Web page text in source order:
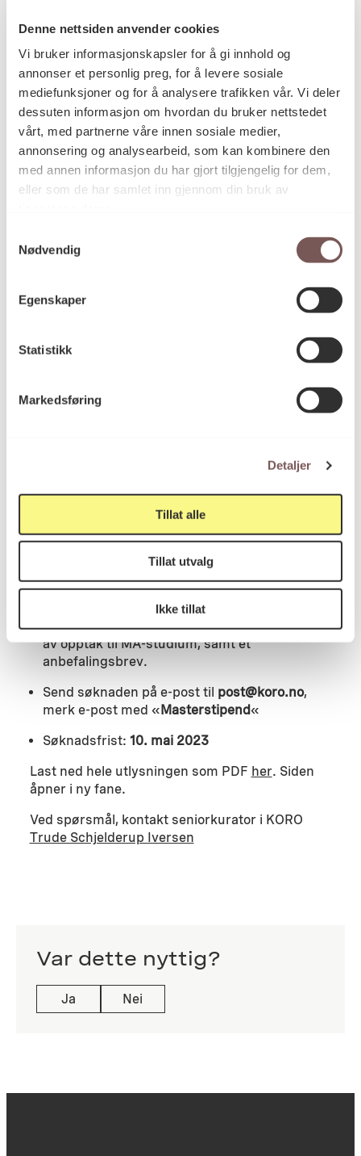
Denne nettsiden anvender cookies
Vi bruker informasjonskapsler for å gi innhold og
annonser et personlig preg, for å levere sosiale
mediefunksjoner og for å analysere trafikken vår. Vi deler
dessuten informasjon om hvordan du bruker nettstedet
vårt, med partnerne våre innen sosiale medier,
annonsering og analysearbeid, som kan kombinere den
med annen informasjon du har gjort tilgjengelig for dem,
eller som de har samlet inn gjennom din bruk av
Nødvendig
Egenskaper
Statistikk
Markedsføring
Detaljer
Tillat alle
Tillat utvalg
Ikke tillat
Det er ønskelig at mottakere av stipendene leverer
en fagartikkel eller et fagintervju etter at oppgaven
er levert og godkjent. De vil bli publisert på KOROs
nettsider. Dette avtales i hvert enkelt tilfelle.
KORO kan tilby:
fire stipend på kr 50 000.
mulighet til rådgivning og samtaler med relevant
fagperson i KORO. Etter avtale med og initiativ fra
KORO bidrar med en bi-veilederfunksjon for
Om søknaden:
Søknadsbrev skal inneholde beskrivelse av
oppgaven på maks 1 A4-side, dokumentasjon
av opptak til MA-studium, samt et
anbefalingsbrev.
Send søknaden på e-post til post@koro.no,
merk e-post med «Masterstipend«
Søknadsfrist: 10. mai 2023
Last ned hele utlysningen som PDF her. Siden
åpner i ny fane.
Ved spørsmål, kontakt seniorkurator i KORO
Trude Schjelderup Iversen
Var dette nyttig?
Ja Nei